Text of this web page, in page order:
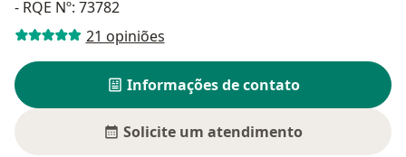
- RQE Nº: 73782
21 opiniões
Informações de contato
Solicite um atendimento